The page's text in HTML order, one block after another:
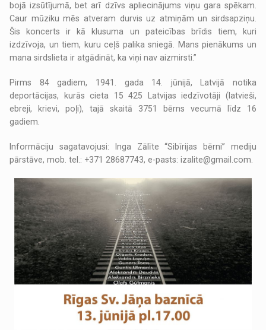
bojā izsūtījumā, bet arī dzīvs apliecinājums viņu gara spēkam.
Caur mūziku mēs atveram durvis uz atmiņām un sirdsapziņu.
Šis koncerts ir kā klusuma un pateicības brīdis tiem, kuri
izdzīvoja, un tiem, kuru ceļš palika sniegā. Mans pienākums un
mana sirdslieta ir atgādināt, ka viņi nav aizmirsti.”
Pirms 84 gadiem, 1941. gada 14. jūnijā, Latvijā notika
deportācijas, kurās cieta 15 425 Latvijas iedzīvotāji (latvieši,
ebreji, krievi, poļi), tajā skaitā 3751 bērns vecumā līdz 16
gadiem.
Informāciju sagatavojusi: Inga Zālīte “Sibīrijas bērni” mediju
pārstāve, mob. tel.: +371 28687743, e-pasts: izalite@gmail.com.